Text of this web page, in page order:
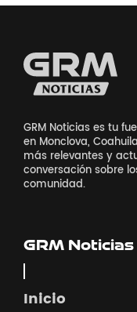
GRM Noticias es tu
en Monclova,
más relevantes y
conversación sobre
comunidad.
GRM Noticias
Inicio